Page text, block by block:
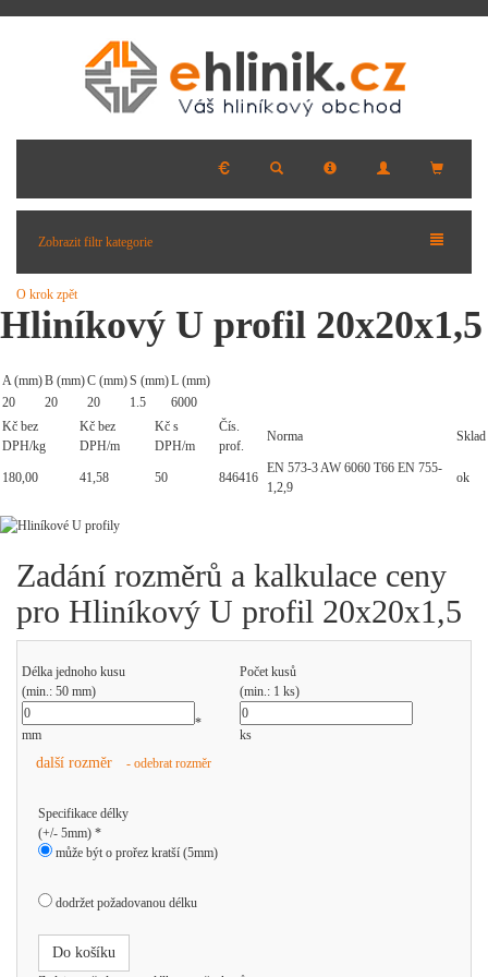
Zobrazit filtr kategorie
O krok zpět
Hliníkový U profil 20x20x1,5
A (mm)B (mm)C (mm)S (mm)L (mm)
20
20 20 1.5
6000
Kč bez
DPH/kg
Kč bez
DPH/m
Kč s
DPH/m
Čís.
prof.
Norma Sklad
180,00 41,58 50 846416
EN 573-3 AW 6060 T66 EN 755-
1,2,9
ok
Zadání rozměrů a kalkulace ceny
pro Hliníkový U profil 20x20x1,5
Délka jednoho kusu
(min.: 50 mm)
Počet kusů
(min.: 1 ks)
mm
*
ks
další rozměr - odebrat rozměr
Specifikace délky
(+/- 5mm) *
může být o prořez kratší (5mm)
dodržet požadovanou délku
Do košíku